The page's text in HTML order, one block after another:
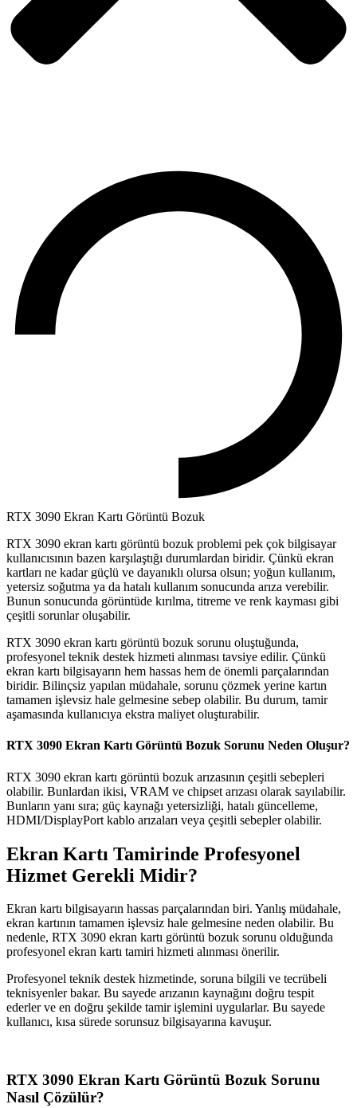
RTX 3090 Ekran Kartı Görüntü Bozuk
RTX 3090 ekran kartı görüntü bozuk problemi pek çok bilgisayar
kullanıcısının bazen karşılaştığı durumlardan biridir. Çünkü ekran
kartları ne kadar güçlü ve dayanıklı olursa olsun; yoğun kullanım,
yetersiz soğutma ya da hatalı kullanım sonucunda arıza verebilir.
Bunun sonucunda görüntüde kırılma, titreme ve renk kayması gibi
çeşitli sorunlar oluşabilir.
RTX 3090 ekran kartı görüntü bozuk sorunu oluştuğunda,
profesyonel teknik destek hizmeti alınması tavsiye edilir. Çünkü
ekran kartı bilgisayarın hem hassas hem de önemli parçalarından
biridir. Bilinçsiz yapılan müdahale, sorunu çözmek yerine kartın
tamamen işlevsiz hale gelmesine sebep olabilir. Bu durum, tamir
aşamasında kullanıcıya ekstra maliyet oluşturabilir.
RTX 3090 Ekran Kartı Görüntü Bozuk Sorunu Neden Oluşur?
RTX 3090 ekran kartı görüntü bozuk arızasının çeşitli sebepleri
olabilir. Bunlardan ikisi, VRAM ve chipset arızası olarak sayılabilir.
Bunların yanı sıra; güç kaynağı yetersizliği, hatalı güncelleme,
HDMI/DisplayPort kablo arızaları veya çeşitli sebepler olabilir.
Ekran Kartı Tamirinde Profesyonel
Hizmet Gerekli Midir?
Ekran kartı bilgisayarın hassas parçalarından biri. Yanlış müdahale,
ekran kartının tamamen işlevsiz hale gelmesine neden olabilir. Bu
nedenle, RTX 3090 ekran kartı görüntü bozuk sorunu olduğunda
profesyonel ekran kartı tamiri hizmeti alınması önerilir.
Profesyonel teknik destek hizmetinde, soruna bilgili ve tecrübeli
teknisyenler bakar. Bu sayede arızanın kaynağını doğru tespit
ederler ve en doğru şekilde tamir işlemini uygularlar. Bu sayede
kullanıcı, kısa sürede sorunsuz bilgisayarına kavuşur.
RTX 3090 Ekran Kartı Görüntü Bozuk Sorunu
Nasıl Çözülür?